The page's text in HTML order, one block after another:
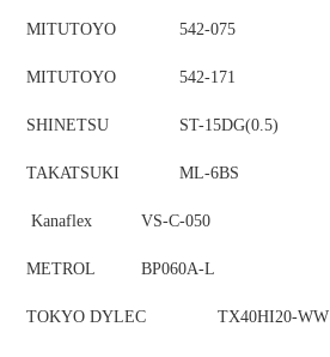
MITUTOYO 542-075
MITUTOYO 542-171
SHINETSU ST-15DG(0.5)
TAKATSUKI ML-6BS
Kanaflex VS-C-050
METROL BP060A-L
TOKYO DYLEC TX40HI20-WW